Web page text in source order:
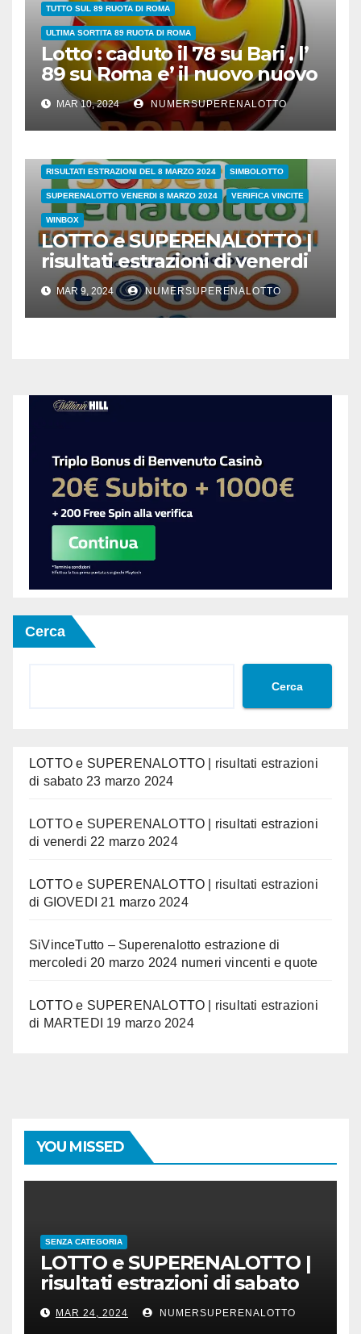
TUTTO SUL 89 RUOTA DI ROMA
ULTIMA SORTITA 89 RUOTA DI ROMA
Lotto : caduto il 78 su Bari , l’
89 su Roma e’ il nuovo nuovo
leader dei ritardatari
MAR 10, 2024 NUMERSUPERENALOTTO
COVID ESTRAZIONI DI OGGI LOTTO
RISULTATI ESTRAZIONI DEL 8 MARZO 2024 SIMBOLOTTO
SUPERENALOTTO VENERDI 8 MARZO 2024 VERIFICA VINCITE
WINBOX
LOTTO e SUPERENALOTTO |
risultati estrazioni di venerdi
8 marzo 2024
MAR 9, 2024 NUMERSUPERENALOTTO
Cerca
Cerca
LOTTO e SUPERENALOTTO | risultati estrazioni
di sabato 23 marzo 2024
LOTTO e SUPERENALOTTO | risultati estrazioni
di venerdi 22 marzo 2024
LOTTO e SUPERENALOTTO | risultati estrazioni
di GIOVEDI 21 marzo 2024
SiVinceTutto – Superenalotto estrazione di
mercoledi 20 marzo 2024 numeri vincenti e quote
LOTTO e SUPERENALOTTO | risultati estrazioni
di MARTEDI 19 marzo 2024
YOU MISSED
SENZA CATEGORIA
LOTTO e SUPERENALOTTO |
risultati estrazioni di sabato
23 marzo 2024
MAR 24, 2024 NUMERSUPERENALOTTO